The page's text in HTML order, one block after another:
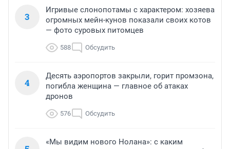
3
Игривые слонопотамы с характером: хозяева
огромных мейн-кунов показали своих котов
— фото суровых питомцев
588 Обсудить
4
Десять аэропортов закрыли, горит промзона,
погибла женщина — главное об атаках
дронов
576 Обсудить
«Мы видим нового Нолана»: с каким